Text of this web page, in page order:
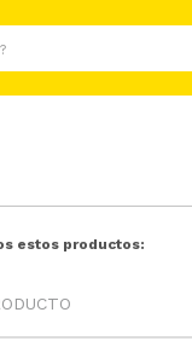
estos productos: